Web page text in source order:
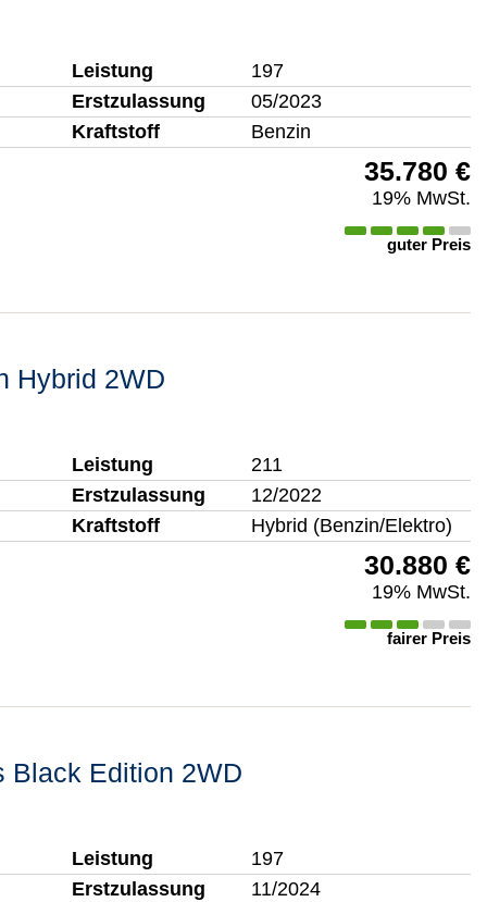
Leistung
197
Erstzulassung
05/2023
Kraftstoff
Benzin
35.780 €
19% MwSt.
guter Preis
Hybrid 2WD
Leistung
211
Erstzulassung
12/2022
Kraftstoff
Hybrid (Benzin/Elektro)
30.880 €
19% MwSt.
fairer Preis
Black Edition 2WD
Leistung
197
Erstzulassung
11/2024